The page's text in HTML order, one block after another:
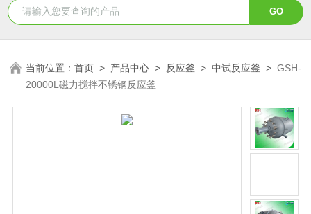
当前位置：首页 > 产品中心 > 反应釜 >中试反应釜 >GSH-
20000L磁力搅拌不锈钢反应釜